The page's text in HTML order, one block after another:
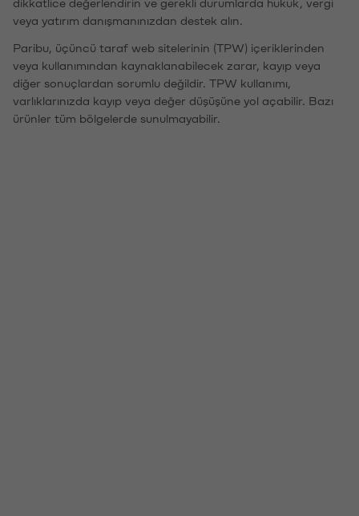
veya yatırım danışmanınızdan destek alın.
Paribu, üçüncü taraf web sitelerinin (TPW) içeriklerinden
veya kullanımından kaynaklanabilecek zarar, kayıp veya
diğer sonuçlardan sorumlu değildir. TPW kullanımı,
varlıklarınızda kayıp veya değer düşüşüne yol açabilir. Bazı
ürünler tüm bölgelerde sunulmayabilir.